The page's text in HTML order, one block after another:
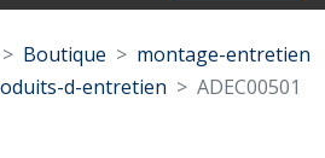
Boutique
montage-entretien
d-entretien
ADEC00501